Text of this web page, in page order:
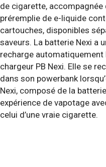
de cigarette, accompagnée
préremplie de e-liquide
cartouches, disponibles
saveurs. La batterie Nexi a
recharge automatiquement
chargeur PB Nexi. Elle se
dans son powerbank
Nexi, composé de la
expérience de vapotage
celui d’une vraie cigarette.